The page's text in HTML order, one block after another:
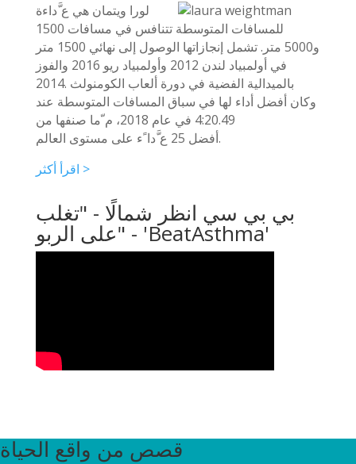
لورا ويتمان هي ع َّداءة
للمسافات المتوسطة تتنافس في مسافات 1500
و5000 متر. تشمل إنجازاتها الوصول إلى نهائي 1500 متر
في أولمبياد لندن 2012 وأولمبياد ريو 2016 والفوز
بالميدالية الفضية في دورة ألعاب الكومنولث .2014
وكان أفضل أداء لها في سباق المسافات المتوسطة عند
4:20.49 في عام 2018، م ّما صنفها من
أفضل 25 ع َّدا ًء على مستوى العالم.
اقرأ أكثر >
بي بي سي انظر شمالًا - "تغلب
على الربو" - 'BeatAsthma'
قصص من واقع الحياة